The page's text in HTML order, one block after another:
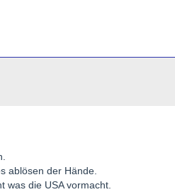
ablösen der Hände.
was die USA vormacht.